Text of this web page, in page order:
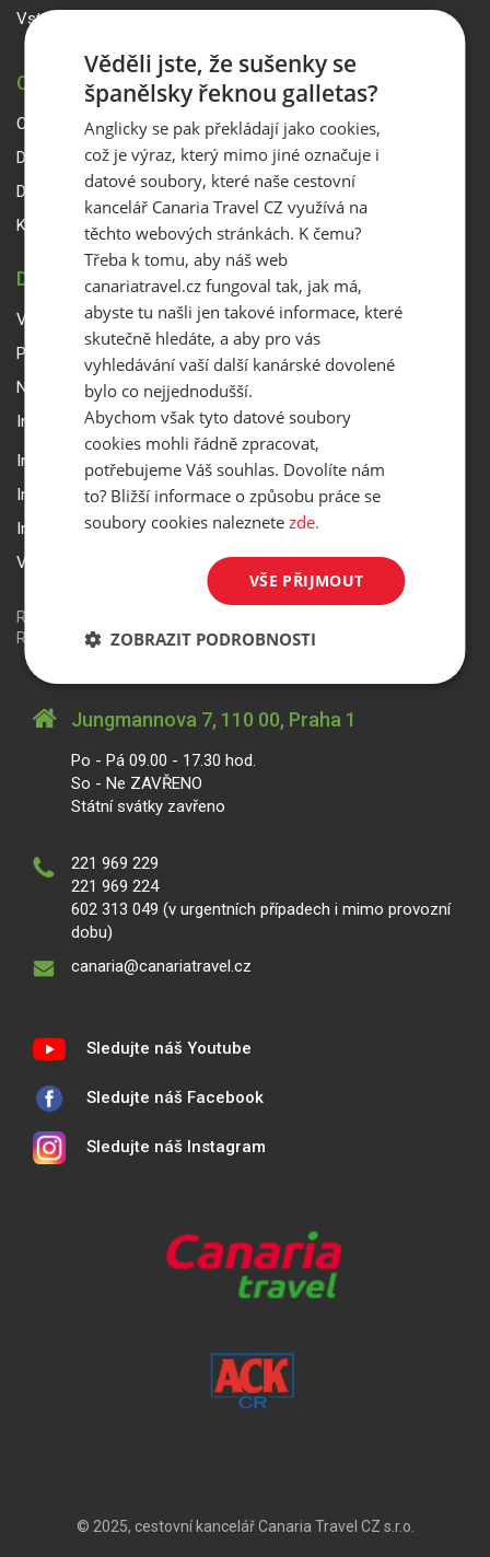
Vstup pro partnery
CANARIA TRAVEL CZ
O Canaria Travel CZ
Dárkové poukazy
Delegáti
Kontakty
DŮLEŽITÉ INFORMACE
Všeobecné smluvní podmínky a reklamační řád
Přepravní podmínky Smartwings
Nastavení a ochrana soukromí
Informace k rezervaci zájezdu
Informace k pojištění
Informace k letecké přepravě
Informace k ubytování a pobytu
Volitelné doplňkové služby
Redakční systém
RealizaceMagicWare
Jungmannova 7, 110 00, Praha 1
Po - Pá 09.00 - 17.30 hod.
So - Ne ZAVŘENO
Státní svátky zavřeno
221 969 229
221 969 224
602 313 049 (v urgentních případech i mimo provozní
dobu)
canaria@canariatravel.cz
Sledujte náš Youtube
Sledujte náš Facebook
Sledujte náš Instagram
© 2025, cestovní kancelář Canaria Travel CZ s.r.o.
Věděli jste, že sušenky se
španělsky řeknou galletas?
Anglicky se pak překládají jako cookies,
což je výraz, který mimo jiné označuje i
datové soubory, které naše cestovní
kancelář Canaria Travel CZ využívá na
těchto webových stránkách. K čemu?
Třeba k tomu, aby náš web
canariatravel.cz fungoval tak, jak má,
abyste tu našli jen takové informace, které
skutečně hledáte, a aby pro vás
vyhledávání vaší další kanárské dovolené
bylo co nejjednodušší.
Abychom však tyto datové soubory
cookies mohli řádně zpracovat,
potřebujeme Váš souhlas. Dovolíte nám
to? Bližší informace o způsobu práce se
soubory cookies naleznetezde.
VŠE PŘIJMOUT
ZOBRAZIT PODROBNOSTI